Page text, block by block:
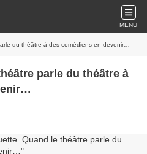
MENU
du théâtre à des comédiens en devenir…
parle du théâtre à